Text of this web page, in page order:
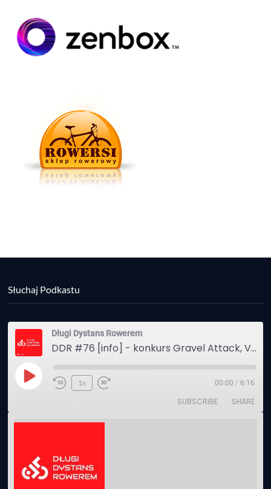
Słuchaj Podkastu
Długi Dystans Rowerem
DDR #76 [info] - konkurs Gravel Attack, Varmia Gravel, Bike Expo, Inspire India Ultra Race
Play
1x 00:00 / 6:16
SUBSCRIBE SHARE